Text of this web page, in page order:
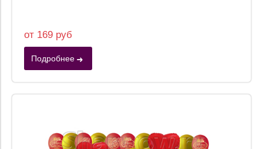
от 169 руб
Подробнее